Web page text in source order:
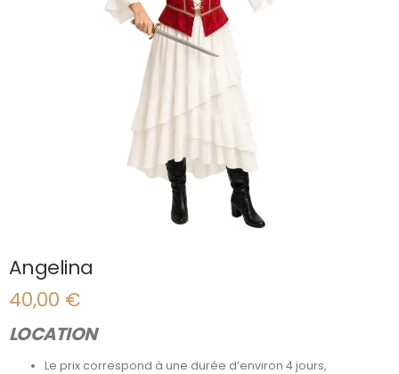
Angelina
40,00 €
LOCATION
Le prix correspond à une durée d’environ 4 jours,